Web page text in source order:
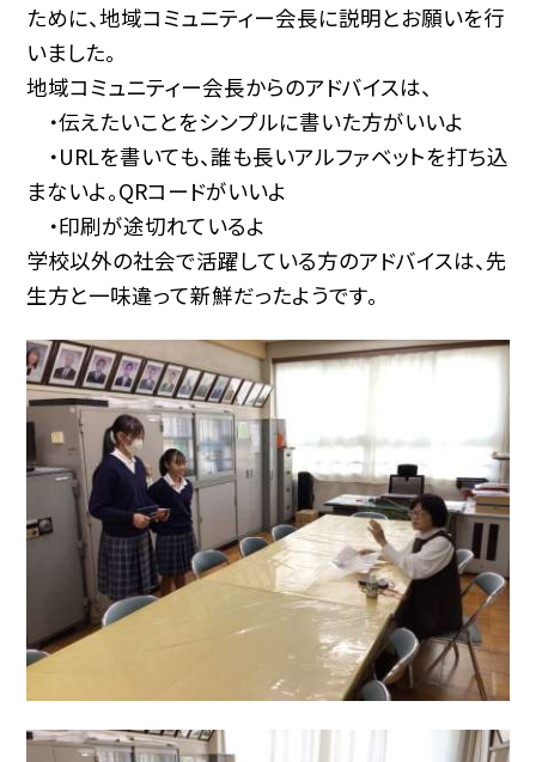
ために、地域コミュニティー会長に説明とお願いを行
いました。
地域コミュニティー会長からのアドバイスは、
・伝えたいことをシンプルに書いた方がいいよ
・URLを書いても、誰も長いアルファベットを打ち込
まないよ。QRコードがいいよ
・印刷が途切れているよ
学校以外の社会で活躍している方のアドバイスは、先
生方と一味違って新鮮だったようです。